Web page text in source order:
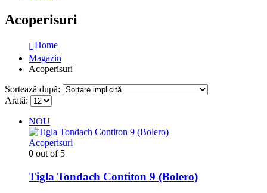
Acoperisuri
Home
Magazin
Acoperisuri
Sortează după:
Arată:
NOU
Acoperisuri
0 out of 5
Tigla Tondach Contiton 9 (Bolero)